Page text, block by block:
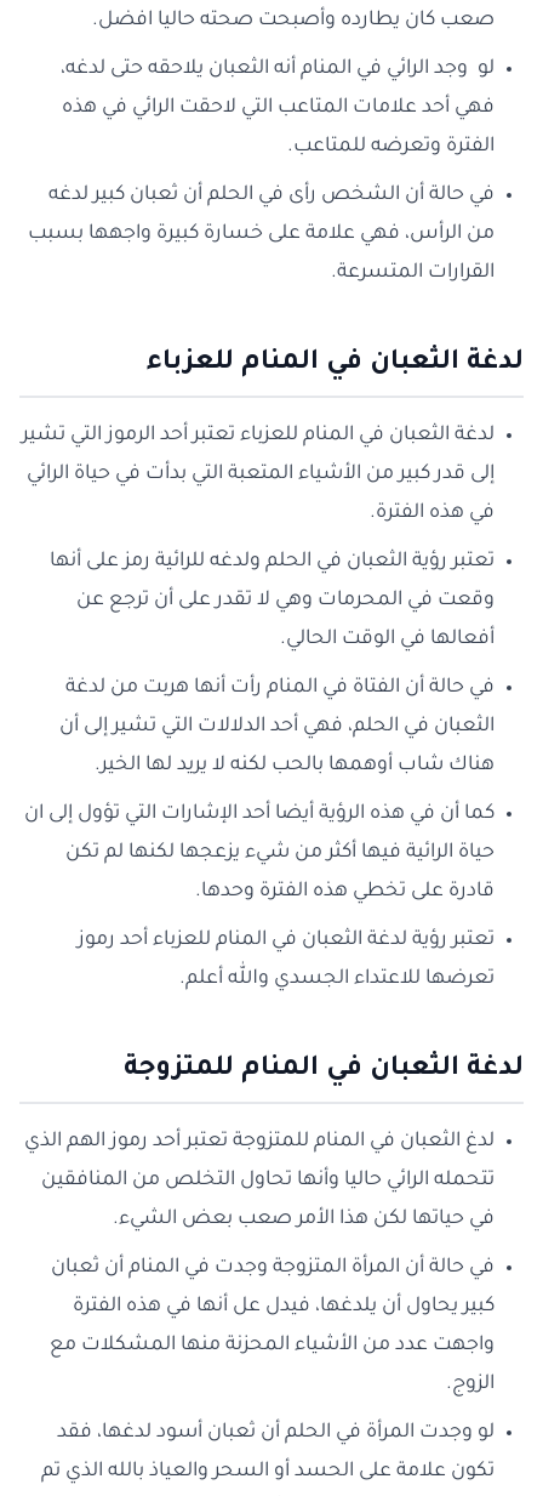
صعب كان يطارده وأصبحت صحته حاليا افضل.
لو وجد الرائي في المنام أنه الثعبان يلاحقه حتى لدغه،
فهي أحد علامات المتاعب التي لاحقت الرائي في هذه
الفترة وتعرضه للمتاعب.
في حالة أن الشخص رأى في الحلم أن ثعبان كبير لدغه
من الرأس، فهي علامة على خسارة كبيرة واجهها بسبب
القرارات المتسرعة.
لدغة الثعبان في المنام للعزباء
لدغة الثعبان في المنام للعزباء تعتبر أحد الرموز التي تشير
إلى قدر كبير من الأشياء المتعبة التي بدأت في حياة الرائي
في هذه الفترة.
تعتبر رؤية الثعبان في الحلم ولدغه للرائية رمز على أنها
وقعت في المحرمات وهي لا تقدر على أن ترجع عن
أفعالها في الوقت الحالي.
في حالة أن الفتاة في المنام رأت أنها هربت من لدغة
الثعبان في الحلم، فهي أحد الدلالات التي تشير إلى أن
هناك شاب أوهمها بالحب لكنه لا يريد لها الخير.
كما أن في هذه الرؤية أيضا أحد الإشارات التي تؤول إلى ان
حياة الرائية فيها أكثر من شيء يزعجها لكنها لم تكن
قادرة على تخطي هذه الفترة وحدها.
تعتبر رؤية لدغة الثعبان في المنام للعزباء أحد رموز
تعرضها للاعتداء الجسدي والله أعلم.
لدغة الثعبان في المنام للمتزوجة
لدغ الثعبان في المنام للمتزوجة تعتبر أحد رموز الهم الذي
تتحمله الرائي حاليا وأنها تحاول التخلص من المنافقين
في حياتها لكن هذا الأمر صعب بعض الشيء.
في حالة أن المرأة المتزوجة وجدت في المنام أن ثعبان
كبير يحاول أن يلدغها، فيدل عل أنها في هذه الفترة
واجهت عدد من الأشياء المحزنة منها المشكلات مع
الزوج.
لو وجدت المرأة في الحلم أن ثعبان أسود لدغها، فقد
تكون علامة على الحسد أو السحر والعياذ بالله الذي تم